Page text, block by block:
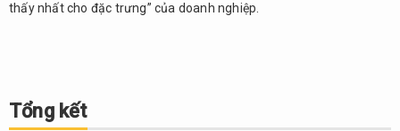
thấy nhất cho đặc trưng” của doanh nghiệp.
Tổng kết